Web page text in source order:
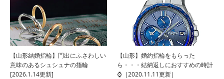
【山形結婚指輪】門出にふさわしい
意味のあるシュシュナの指輪
[2026.1.14更新]
【山形】婚約指輪をもらった
ら・・・結納返しにおすすめの時計
⌚［2020.11.11更新］